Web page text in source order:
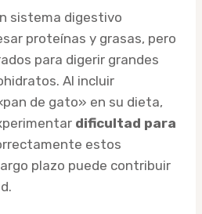
sistema digestivo
proteínas y grasas, pero
para digerir grandes
Al incluir
de gato» en su dieta,
dificultad para
estos
plazo puede contribuir